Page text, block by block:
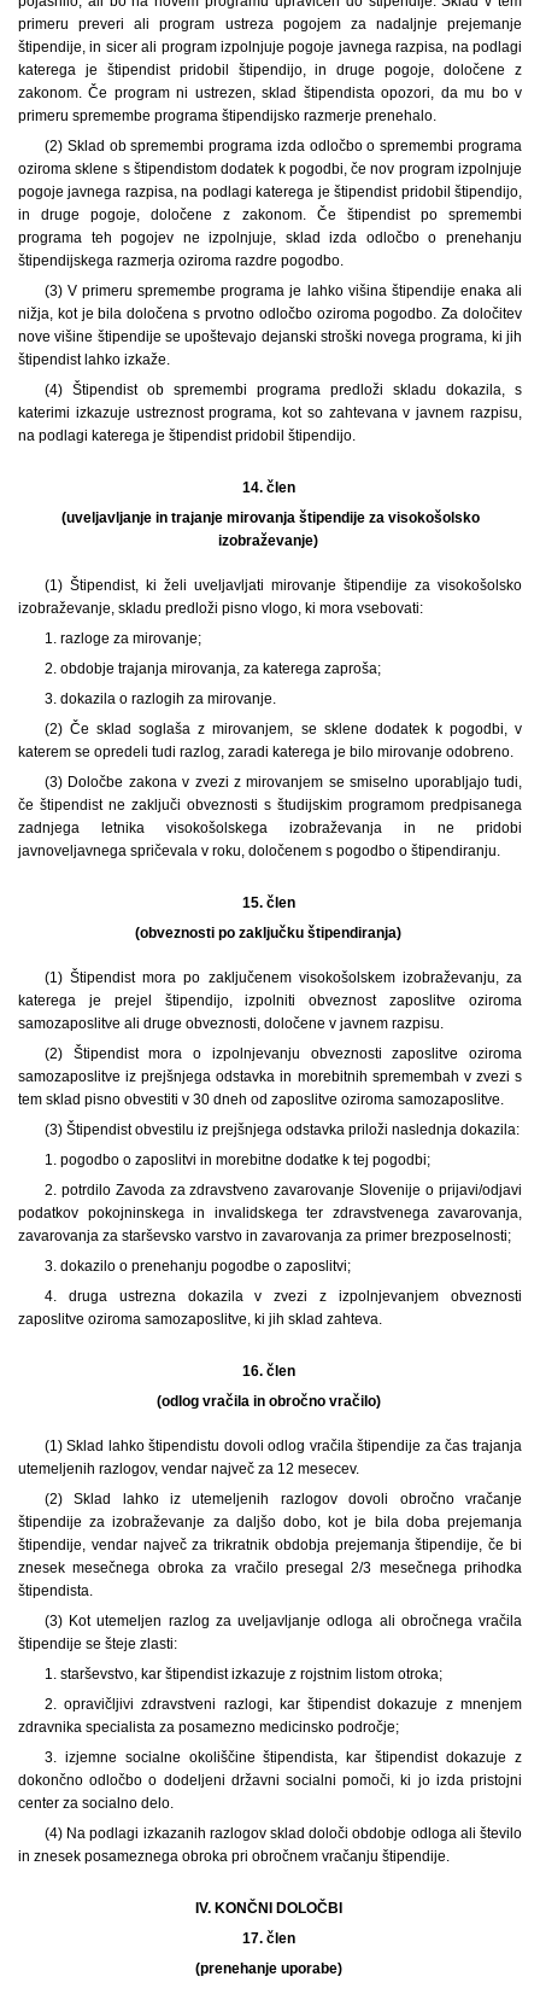
primeru preveri ali program ustreza pogojem za nadaljnje prejemanje
štipendije, in sicer ali program izpolnjuje pogoje javnega razpisa, na podlagi
katerega je štipendist pridobil štipendijo, in druge pogoje, določene z
zakonom. Če program ni ustrezen, sklad štipendista opozori, da mu bo v
primeru spremembe programa štipendijsko razmerje prenehalo.
(2) Sklad ob spremembi programa izda odločbo o spremembi programa
oziroma sklene s štipendistom dodatek k pogodbi, če nov program izpolnjuje
pogoje javnega razpisa, na podlagi katerega je štipendist pridobil štipendijo,
in druge pogoje, določene z zakonom. Če štipendist po spremembi
programa teh pogojev ne izpolnjuje, sklad izda odločbo o prenehanju
štipendijskega razmerja oziroma razdre pogodbo.
(3) V primeru spremembe programa je lahko višina štipendije enaka ali
nižja, kot je bila določena s prvotno odločbo oziroma pogodbo. Za določitev
nove višine štipendije se upoštevajo dejanski stroški novega programa, ki jih
štipendist lahko izkaže.
(4) Štipendist ob spremembi programa predloži skladu dokazila, s
katerimi izkazuje ustreznost programa, kot so zahtevana v javnem razpisu,
na podlagi katerega je štipendist pridobil štipendijo.
14. člen
(uveljavljanje in trajanje mirovanja štipendije za visokošolsko
izobraževanje)
(1) Štipendist, ki želi uveljavljati mirovanje štipendije za visokošolsko
izobraževanje, skladu predloži pisno vlogo, ki mora vsebovati:
1. razloge za mirovanje;
2. obdobje trajanja mirovanja, za katerega zaproša;
3. dokazila o razlogih za mirovanje.
(2) Če sklad soglaša z mirovanjem, se sklene dodatek k pogodbi, v
katerem se opredeli tudi razlog, zaradi katerega je bilo mirovanje odobreno.
(3) Določbe zakona v zvezi z mirovanjem se smiselno uporabljajo tudi,
če štipendist ne zaključi obveznosti s študijskim programom predpisanega
zadnjega letnika visokošolskega izobraževanja in ne pridobi
javnoveljavnega spričevala v roku, določenem s pogodbo o štipendiranju.
15. člen
(obveznosti po zaključku štipendiranja)
(1) Štipendist mora po zaključenem visokošolskem izobraževanju, za
katerega je prejel štipendijo, izpolniti obveznost zaposlitve oziroma
samozaposlitve ali druge obveznosti, določene v javnem razpisu.
(2) Štipendist mora o izpolnjevanju obveznosti zaposlitve oziroma
samozaposlitve iz prejšnjega odstavka in morebitnih spremembah v zvezi s
tem sklad pisno obvestiti v 30 dneh od zaposlitve oziroma samozaposlitve.
(3) Štipendist obvestilu iz prejšnjega odstavka priloži naslednja dokazila:
1. pogodbo o zaposlitvi in morebitne dodatke k tej pogodbi;
2. potrdilo Zavoda za zdravstveno zavarovanje Slovenije o prijavi/odjavi
podatkov pokojninskega in invalidskega ter zdravstvenega zavarovanja,
zavarovanja za starševsko varstvo in zavarovanja za primer brezposelnosti;
3. dokazilo o prenehanju pogodbe o zaposlitvi;
4. druga ustrezna dokazila v zvezi z izpolnjevanjem obveznosti
zaposlitve oziroma samozaposlitve, ki jih sklad zahteva.
16. člen
(odlog vračila in obročno vračilo)
(1) Sklad lahko štipendistu dovoli odlog vračila štipendije za čas trajanja
utemeljenih razlogov, vendar največ za 12 mesecev.
(2) Sklad lahko iz utemeljenih razlogov dovoli obročno vračanje
štipendije za izobraževanje za daljšo dobo, kot je bila doba prejemanja
štipendije, vendar največ za trikratnik obdobja prejemanja štipendije, če bi
znesek mesečnega obroka za vračilo presegal 2/3 mesečnega prihodka
štipendista.
(3) Kot utemeljen razlog za uveljavljanje odloga ali obročnega vračila
štipendije se šteje zlasti:
1. starševstvo, kar štipendist izkazuje z rojstnim listom otroka;
2. opravičljivi zdravstveni razlogi, kar štipendist dokazuje z mnenjem
zdravnika specialista za posamezno medicinsko področje;
3. izjemne socialne okoliščine štipendista, kar štipendist dokazuje z
dokončno odločbo o dodeljeni državni socialni pomoči, ki jo izda pristojni
center za socialno delo.
(4) Na podlagi izkazanih razlogov sklad določi obdobje odloga ali število
in znesek posameznega obroka pri obročnem vračanju štipendije.
IV. KONČNI DOLOČBI
17. člen
(prenehanje uporabe)